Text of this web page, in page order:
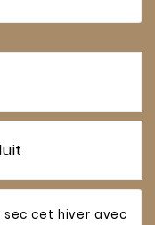
cet hiver avec